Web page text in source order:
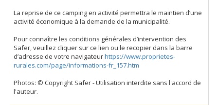
La reprise de ce camping en activité permettra le maintien d’une
activité économique à la demande de la municipalité.
Pour connaître les conditions générales d’intervention des
Safer, veuillez cliquer sur ce lien ou le recopier dans la barre
d’adresse de votre navigateurhttps://www.proprietes-
rurales.com/page/informations-fr_157.htm
Photos: © Copyright Safer - Utilisation interdite sans l'accord de
l'auteur.